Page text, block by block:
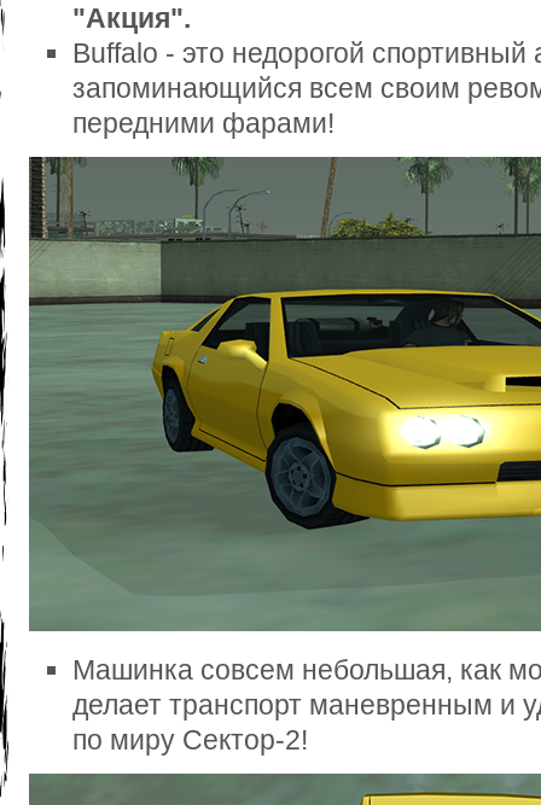
"Акция".
Buffalo - это недорогой спортивный
запоминающийся всем своим
передними фарами!
Машинка совсем небольшая, как
делает транспорт маневренным и
по миру Сектор-2!